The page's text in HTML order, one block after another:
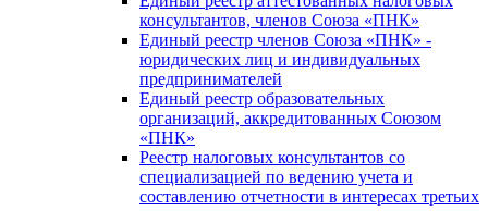
консультантов, членов Союза «ПНК»
Единый реестр членов Союза «ПНК» -
юридических лиц и индивидуальных
предпринимателей
Единый реестр образовательных
организаций, аккредитованных Союзом
«ПНК»
Реестр налоговых консультантов со
специализацией по ведению учета и
составлению отчетности в интересах третьих